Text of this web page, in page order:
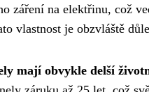
záření na elektřinu, což
vlastnost je obzvláště
mají obvykle delší